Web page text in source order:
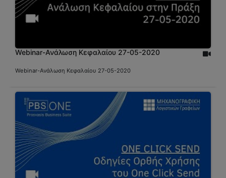
Webinar-Ανάλωση Κεφαλαίου 27-05-2020
Webinar-Ανάλωση Κεφαλαίου 27-05-2020